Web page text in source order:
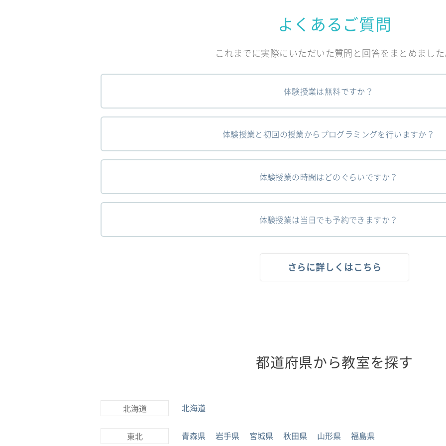
よくあるご質問
これまでに実際にいただいた質問と回答をまとめまし
体験授業は無料ですか？
体験授業と初回の授業からプログラミングを行いますか？
体験授業の時間はどのぐらいですか？
体験授業は当日でも予約できますか？
さらに詳しくはこちら
都道府県から教室を探す
北海道 北海道
東北 青森県 岩手県 宮城県 秋田県 山形県 福島県